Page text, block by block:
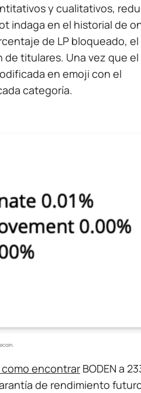
y cualitativos,
indaga en el historial de
de LP bloqueado, el
de titulares. Una vez que
en emoji con el
categoría.
encontrarBODEN a
de rendimiento